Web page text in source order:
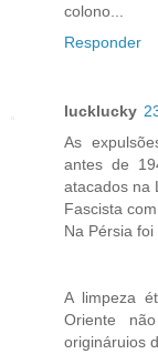
colono...
Responder
lucklucky
As
antes de
atacados na
Fascista
Na Pérsia
A limpeza
Oriente
origináruios